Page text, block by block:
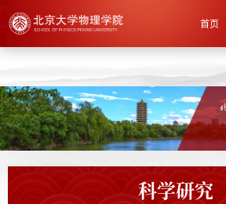
快速导航 首页
科学研究